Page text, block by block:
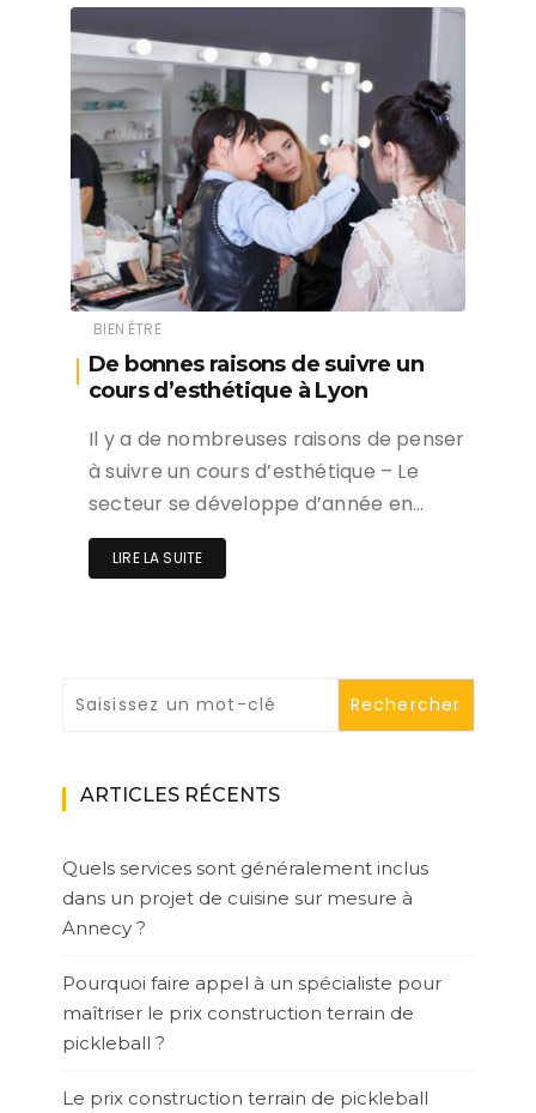
BIEN ÉTRE
De bonnes raisons de suivre un
cours d’esthétique à Lyon
Il y a de nombreuses raisons de penser
à suivre un cours d’esthétique – Le
secteur se développe d’année en…
LIRE LA SUITE
ARTICLES RÉCENTS
Quels services sont généralement inclus
dans un projet de cuisine sur mesure à
Annecy ?
Pourquoi faire appel à un spécialiste pour
maîtriser le prix construction terrain de
pickleball ?
Le prix construction terrain de pickleball